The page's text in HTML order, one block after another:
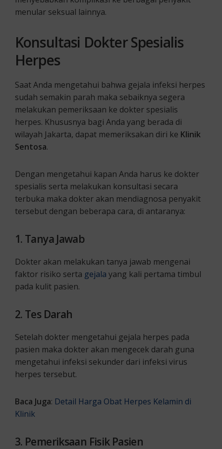
menular seksual lainnya.
Konsultasi Dokter Spesialis
Herpes
Saat Anda mengetahui bahwa gejala infeksi herpes
sudah semakin parah maka sebaiknya segera
melakukan pemeriksaan ke dokter spesialis
herpes. Khususnya bagi Anda yang berada di
wilayah Jakarta, dapat memeriksakan diri ke Klinik
Sentosa.
Dengan mengetahui kapan Anda harus ke dokter
spesialis serta melakukan konsultasi secara
terbuka maka dokter akan mendiagnosa penyakit
tersebut dengan beberapa cara, di antaranya:
1. Tanya Jawab
Dokter akan melakukan tanya jawab mengenai
faktor risiko serta gejala yang kali pertama timbul
pada kulit pasien.
2. Tes Darah
Setelah dokter mengetahui gejala herpes pada
pasien maka dokter akan mengecek darah guna
mengetahui infeksi sekunder dari infeksi virus
herpes tersebut.
Baca Juga: Detail Harga Obat Herpes Kelamin di
Klinik
3. Pemeriksaan Fisik Pasien